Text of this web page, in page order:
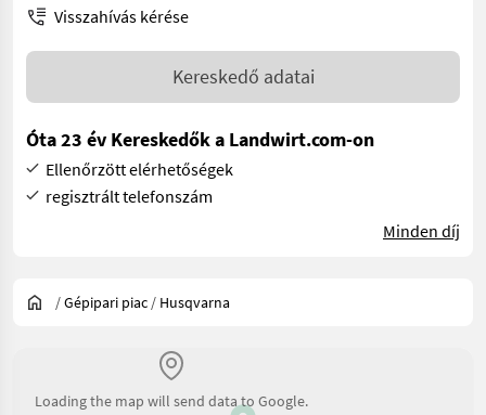
Visszahívás kérése
Kereskedő adatai
Óta 23 év Kereskedők a Landwirt.com-on
Ellenőrzött elérhetőségek
regisztrált telefonszám
Minden díj
/Gépipari piac / Husqvarna
Loading the map will send data to Google.